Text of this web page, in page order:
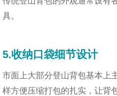
具。
5.收纳口袋细节设计
市面上大部分登山背包基本上
样方便压缩打包的扎实，让背